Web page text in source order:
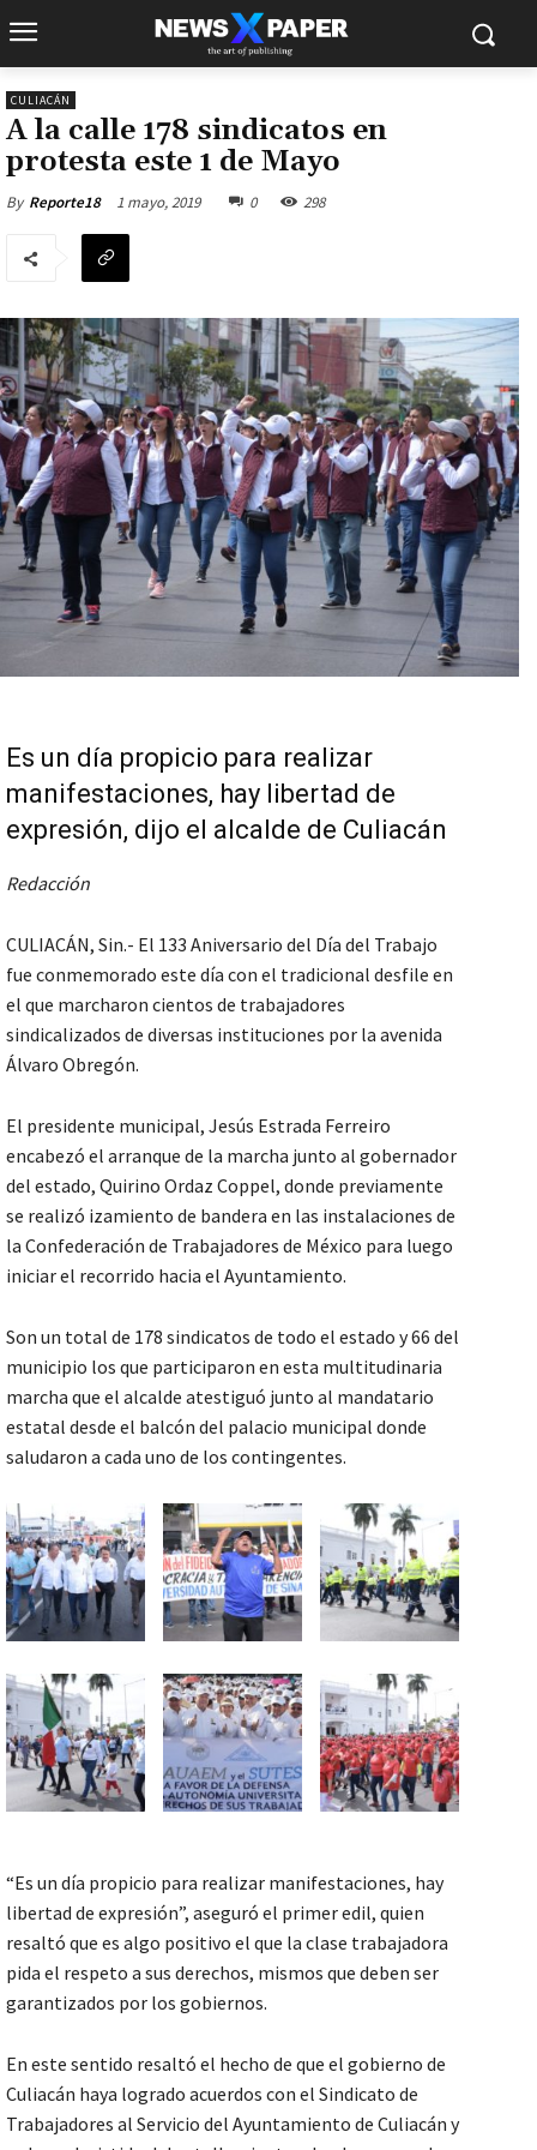
CULIACÁN
A la calle 178 sindicatos en
protesta este 1 de Mayo
By Reporte18 1 mayo, 2019 0 298
Es un día propicio para realizar
manifestaciones, hay libertad de
expresión, dijo el alcalde de Culiacán
Redacción
CULIACÁN, Sin.- El 133 Aniversario del Día del Trabajo
fue conmemorado este día con el tradicional desfile en
el que marcharon cientos de trabajadores
sindicalizados de diversas instituciones por la avenida
Álvaro Obregón.
El presidente municipal, Jesús Estrada Ferreiro
encabezó el arranque de la marcha junto al gobernador
del estado, Quirino Ordaz Coppel, donde previamente
se realizó izamiento de bandera en las instalaciones de
la Confederación de Trabajadores de México para luego
iniciar el recorrido hacia el Ayuntamiento.
Son un total de 178 sindicatos de todo el estado y 66 del
municipio los que participaron en esta multitudinaria
marcha que el alcalde atestiguó junto al mandatario
estatal desde el balcón del palacio municipal donde
saludaron a cada uno de los contingentes.
“Es un día propicio para realizar manifestaciones, hay
libertad de expresión”, aseguró el primer edil, quien
resaltó que es algo positivo el que la clase trabajadora
pida el respeto a sus derechos, mismos que deben ser
garantizados por los gobiernos.
En este sentido resaltó el hecho de que el gobierno de
Culiacán haya logrado acuerdos con el Sindicato de
Trabajadores al Servicio del Ayuntamiento de Culiacán y